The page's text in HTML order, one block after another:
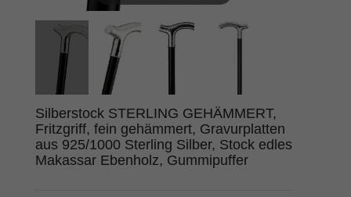
Silberstock STERLING GEHÄMMERT,
Fritzgriff, fein gehämmert, Gravurplatten
aus 925/1000 Sterling Silber, Stock edles
Makassar Ebenholz, Gummipuffer